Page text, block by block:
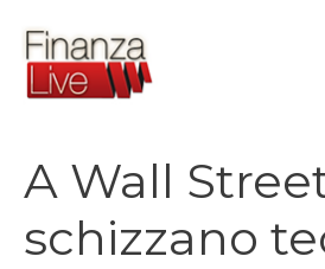
contenuto
A Wall
schizzano